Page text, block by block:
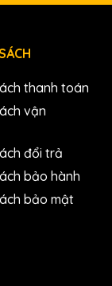
thanh toán
vận
đổi trả
bảo hành
bảo mật